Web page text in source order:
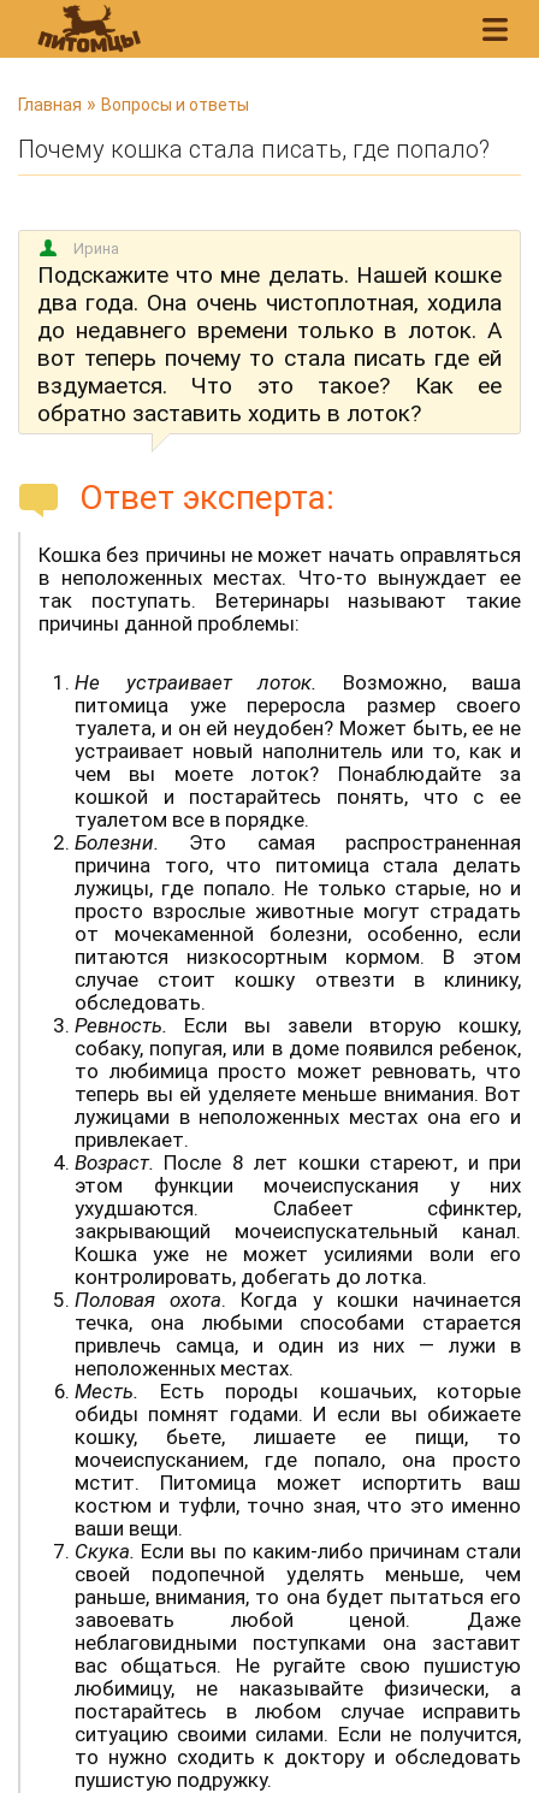
В
ы
з
е
Главная » Вопросы и ответы
Почему кошка стала писать, где попало?
Ирина
Подскажите что мне делать. Нашей кошке
два года. Она очень чистоплотная, ходила
до недавнего времени только в лоток. А
вот теперь почему то стала писать где ей
вздумается. Что это такое? Как ее
обратно заставить ходить в лоток?
Ответ эксперта:
Кошка без причины не может начать оправляться
в неположенных местах. Что-то вынуждает ее
так поступать. Ветеринары называют такие
причины данной проблемы:
Не устраивает лоток. Возможно, ваша
питомица уже переросла размер своего
туалета, и он ей неудобен? Может быть, ее не
устраивает новый наполнитель или то, как и
чем вы моете лоток? Понаблюдайте за
кошкой и постарайтесь понять, что с ее
туалетом все в порядке.
Болезни. Это самая распространенная
причина того, что питомица стала делать
лужицы, где попало. Не только старые, но и
просто взрослые животные могут страдать
от мочекаменной болезни, особенно, если
питаются низкосортным кормом. В этом
случае стоит кошку отвезти в клинику,
обследовать.
Ревность. Если вы завели вторую кошку,
собаку, попугая, или в доме появился ребенок,
то любимица просто может ревновать, что
теперь вы ей уделяете меньше внимания. Вот
лужицами в неположенных местах она его и
привлекает.
Возраст. После 8 лет кошки стареют, и при
этом функции мочеиспускания у них
ухудшаются. Слабеет сфинктер,
закрывающий мочеиспускательный канал.
Кошка уже не может усилиями воли его
контролировать, добегать до лотка.
Половая охота. Когда у кошки начинается
течка, она любыми способами старается
привлечь самца, и один из них — лужи в
неположенных местах.
Месть. Есть породы кошачьих, которые
обиды помнят годами. И если вы обижаете
кошку, бьете, лишаете ее пищи, то
мочеиспусканием, где попало, она просто
мстит. Питомица может испортить ваш
костюм и туфли, точно зная, что это именно
ваши вещи.
Скука. Если вы по каким-либо причинам стали
своей подопечной уделять меньше, чем
раньше, внимания, то она будет пытаться его
завоевать любой ценой. Даже
неблаговидными поступками она заставит
вас общаться. Не ругайте свою пушистую
любимицу, не наказывайте физически, а
постарайтесь в любом случае исправить
ситуацию своими силами. Если не получится,
то нужно сходить к доктору и обследовать
пушистую подружку.